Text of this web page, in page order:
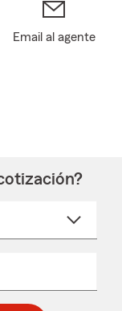
Email al agente